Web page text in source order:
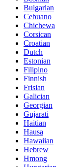
Bulgarian
Cebuano
Chichewa
Corsican
Croatian
Dutch
Estonian
Filipino
Finnish
Frisian
Galician
Georgian
Gujarati
Haitian
Hausa
Hawaiian
Hebrew
Hmong